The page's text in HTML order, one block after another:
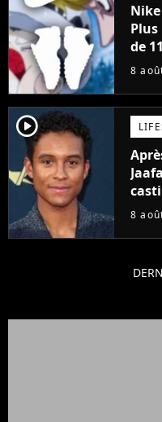
de
8
player2
Will
8